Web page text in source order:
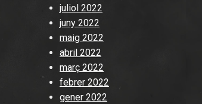
juliol 2022
juny 2022
maig 2022
abril 2022
març 2022
febrer 2022
gener 2022